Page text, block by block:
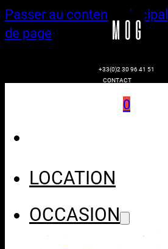
Passer au contenu principal
de page
+33(0)2 30 96 41 51
CONTACT
0
LOCATION
OCCASION